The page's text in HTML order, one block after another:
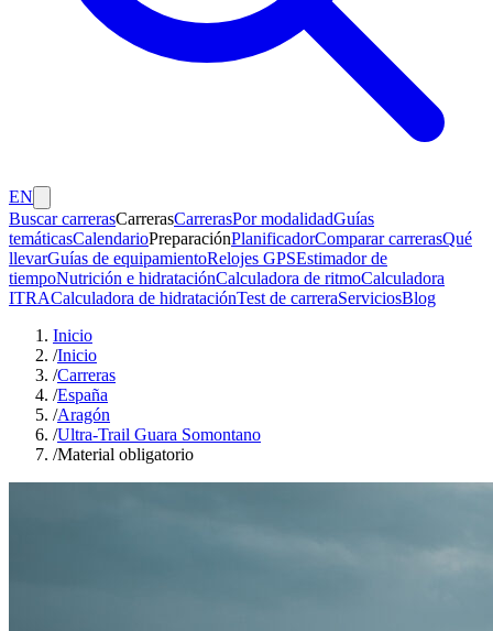
EN
Buscar carrerasCarrerasCarrerasPor modalidadGuías
temáticasCalendarioPreparaciónPlanificadorComparar carrerasQué
llevarGuías de equipamientoRelojes GPSEstimador de
tiempoNutrición e hidrataciónCalculadora de ritmoCalculadora
ITRACalculadora de hidrataciónTest de carreraServiciosBlog
Inicio
/Inicio
/Carreras
/España
/Aragón
/Ultra-Trail Guara Somontano
/Material obligatorio